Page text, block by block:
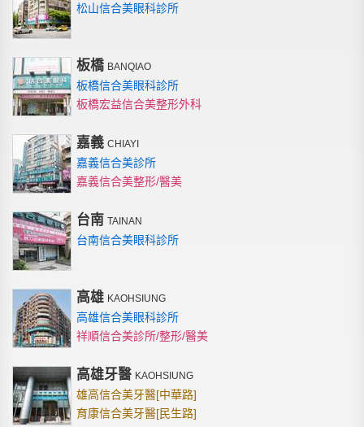
松山信合美眼科診所
板橋 BANQIAO
板橋信合美眼科診所
板橋宏益信合美整形外科
嘉義 CHIAYI
嘉義信合美診所
嘉義信合美整形/醫美
台南 TAINAN
台南信合美眼科診所
高雄 KAOHSIUNG
高雄信合美眼科診所
祥順信合美診所/整形/醫美
高雄牙醫 KAOHSIUNG
雄高信合美牙醫[中華路]
育康信合美牙醫[民生路]